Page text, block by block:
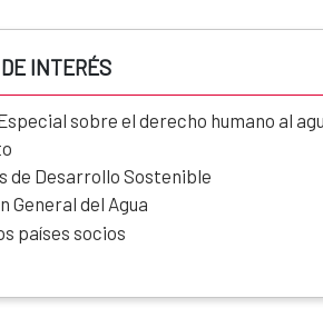
INTERÉS
sobre el derecho humano al
de Desarrollo Sostenible
General del Agua
países socios